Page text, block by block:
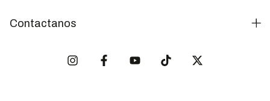
Contactanos